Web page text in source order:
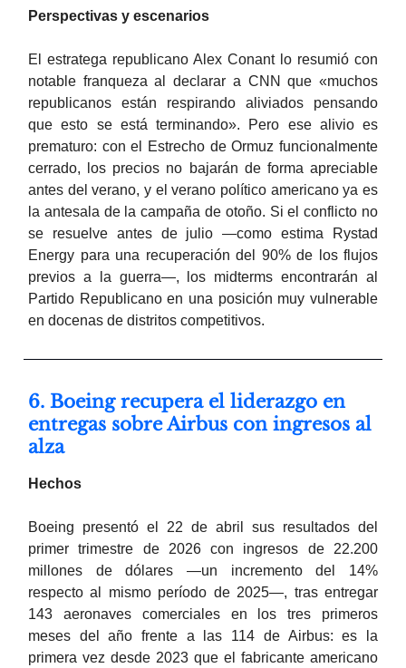
Perspectivas y escenarios
El estratega republicano Alex Conant lo resumió con
notable franqueza al declarar a CNN que «muchos
republicanos están respirando aliviados pensando
que esto se está terminando». Pero ese alivio es
prematuro: con el Estrecho de Ormuz funcionalmente
cerrado, los precios no bajarán de forma apreciable
antes del verano, y el verano político americano ya es
la antesala de la campaña de otoño. Si el conflicto no
se resuelve antes de julio —como estima Rystad
Energy para una recuperación del 90% de los flujos
previos a la guerra—, los midterms encontrarán al
Partido Republicano en una posición muy vulnerable
en docenas de distritos competitivos.
6. Boeing recupera el liderazgo en
entregas sobre Airbus con ingresos al
alza
Hechos
Boeing presentó el 22 de abril sus resultados del
primer trimestre de 2026 con ingresos de 22.200
millones de dólares —un incremento del 14%
respecto al mismo período de 2025—, tras entregar
143 aeronaves comerciales en los tres primeros
meses del año frente a las 114 de Airbus: es la
primera vez desde 2023 que el fabricante americano